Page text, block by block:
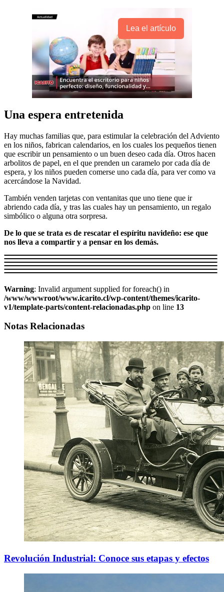
Lea el artículo
Una espera entretenida
Hay muchas familias que, para estimular la celebración del Adviento
en los niños, fabrican calendarios, en los cuales los pequeños tienen
que escribir un pensamiento o un buen deseo cada día. Otros hacen
arbolitos de papel, en el que prenden un caramelo por cada día de
espera, y los niños pueden comerse uno cada día, para ver como va
acercándose la Navidad.
También venden tarjetas con ventanitas que uno tiene que ir
abriendo cada día, y tras las cuales hay un pensamiento, un regalo
simbólico o alguna otra sorpresa.
De lo que se trata es de rescatar el espíritu navideño: ese que
nos lleva a compartir y a pensar en los demás.
Warning: Invalid argument supplied for foreach() in
/www/wwwroot/www.icarito.cl/wp-content/themes/icarito-
v1/template-parts/content-relacionadas.php on line 13
Notas Relacionadas
Revolución Industrial: Conoce sus etapas y efectos